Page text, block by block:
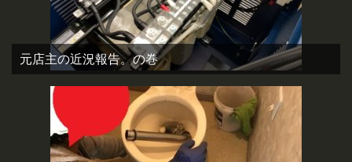
元店主の近況報告。の巻